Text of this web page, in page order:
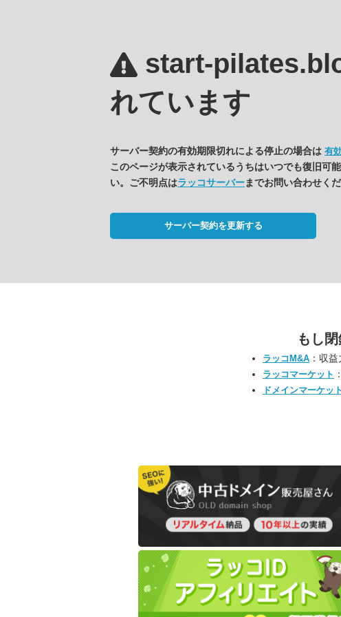
start-
れています
サーバー契約の有効期限切れによる停止の場合は 有
このページが表示されているうちはいつでも復旧可
い。ご不明点はラッコサーバーまでお問い合わせくだ
サーバー契約を更新する
もし
ラッコM&A ：収
ラッコマーケット
ドメインマーケット